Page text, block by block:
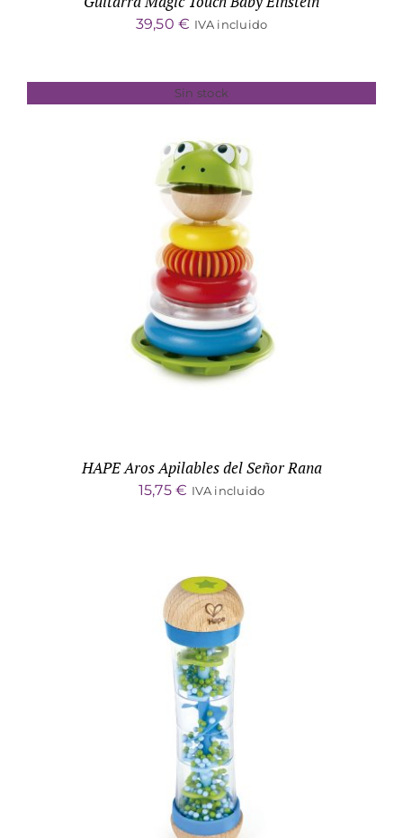
39,50€ IVA incluido
Sin stock
DETALLES
HAPE Aros Apilables del Señor Rana
15,75€ IVA incluido
ADD TO CART / DETALLES